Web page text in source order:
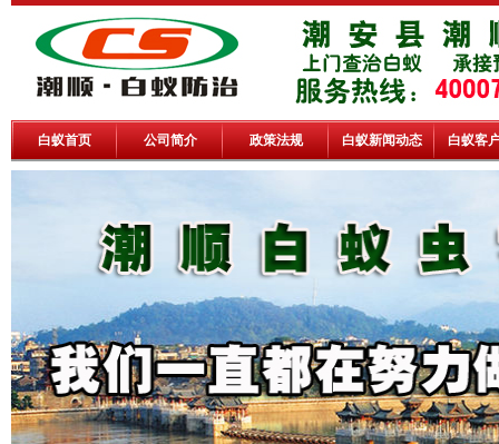
白蚁首页 公司简介 政策法规 白蚁新闻动态 白蚁客